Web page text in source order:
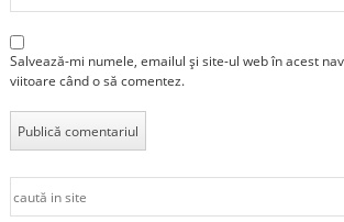
Salvează-mi numele, emailul și site-ul web în acest
viitoare când o să comentez.